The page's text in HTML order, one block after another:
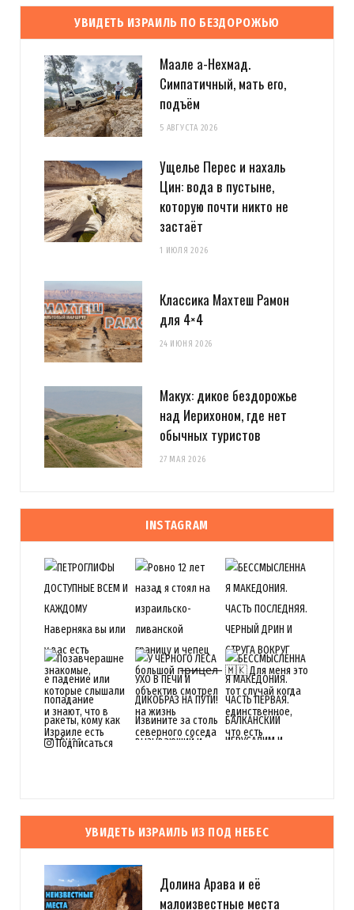
УВИДЕТЬ ИЗРАИЛЬ ПО БЕЗДОРОЖЬЮ
Маале а-Нехмад.
Симпатичный, мать его,
подъём
5 АВГУСТА 2026
Ущелье Перес и нахаль
Цин: вода в пустыне,
которую почти никто не
застаёт
1 ИЮЛЯ 2026
Классика Махтеш Рамон
для 4×4
24 ИЮНЯ 2026
Макух: дикое бездорожье
над Иерихоном, где нет
обычных туристов
27 МАЯ 2026
INSTAGRAM
Подписаться
УВИДЕТЬ ИЗРАИЛЬ ИЗ ПОД НЕБЕС
Долина Арава и её
малоизвестные места